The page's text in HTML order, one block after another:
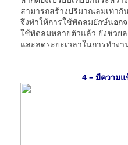
สามารถสร้างปริมาณลมเท่า
จึงทำให้การใช้พัดลมยักษ์นอก
ใช้พัดลมหลายตัวแล้ว ยังช่วย
และลดระยะเวลาในการทำงา
4 – มีความ